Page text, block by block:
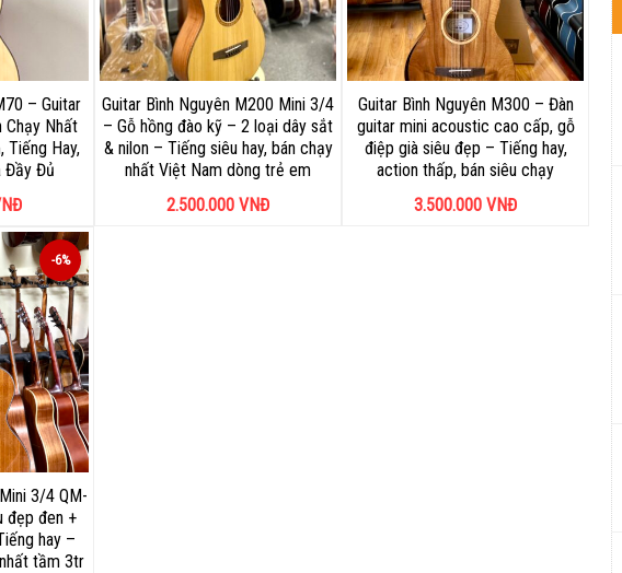
– Guitar
Chạy Nhất
Hay,
Đầy Đủ
Guitar Bình Nguyên M200 Mini 3/4
– Gỗ hồng đào kỹ – 2 loại dây sắt
& nilon – Tiếng siêu hay, bán chạy
nhất Việt Nam dòng trẻ em
2.500.000 VNĐ
Guitar Bình Nguyên M300 – Đàn
guitar mini acoustic cao cấp, gỗ
điệp già siêu đẹp – Tiếng hay,
action thấp, bán siêu chạy
3.500.000 VNĐ
-6%
3/4 QM-
đẹp đen +
hay –
tầm 3tr